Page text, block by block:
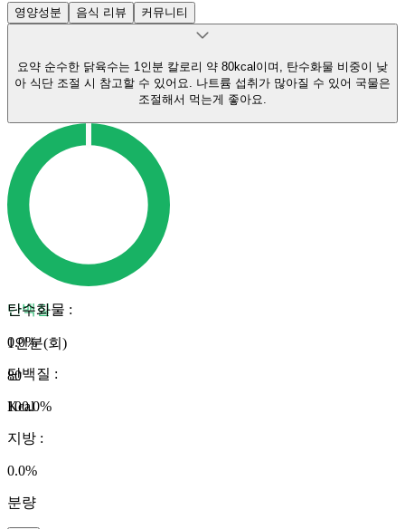
영양성분 음식 리뷰 커뮤니티
요약 순수한 닭육수는 1인분 칼로리 약 80kcal이며, 탄수화물 비중이 낮
아 식단 조절 시 참고할 수 있어요. 나트륨 섭취가 많아질 수 있어 국물은
조절해서 먹는게 좋아요.
단백질
1인분(회)
80
Kcal
탄수화물 :
0.0%
단백질 :
100.0%
지방 :
0.0%
분량